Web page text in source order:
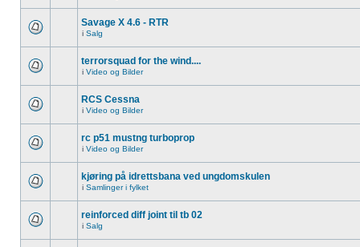
Savage X 4.6 - RTR
i Salg
terrorsquad for the wind....
i Video og Bilder
RCS Cessna
i Video og Bilder
rc p51 mustng turboprop
i Video og Bilder
kjøring på idrettsbana ved ungdomskulen
i Samlinger i fylket
reinforced diff joint til tb 02
i Salg